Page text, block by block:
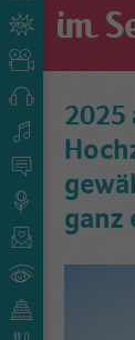
im
2025
ganz